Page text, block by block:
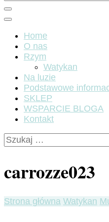
Home
O nas
Rzym
Watykan
Na luzie
Podstawowe
SKLEP
WSPARCIE BLOGA
Kontakt
Szukaj:
carrozze023
Strona główna Watykan